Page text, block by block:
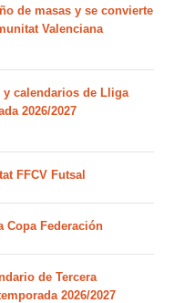
de masas y se convierte
Valenciana
calendarios de Lliga
2026/2027
FFCV Futsal
Copa Federación
de Tercera
2026/2027